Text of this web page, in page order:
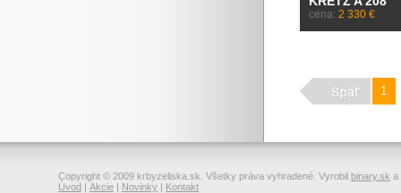
cena: 2 330 €
1
Copyright © 2009 krbyzeliska.sk. Všetky práva vyhradené. Vyrobil binary.sk a
Úvod | Akcie | Novinky | Kontakt